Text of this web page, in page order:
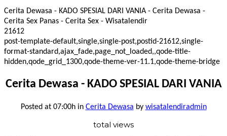
Cerita Dewasa - KADO SPESIAL DARI VANIA - Cerita Dewasa -
Cerita Sex Panas - Cerita Sex - Wisatalendir
21612
post-template-default,single,single-post,postid-21612,single-
format-standard,ajax_fade,page_not_loaded,,qode-title-
hidden,qode_grid_1300,qode-theme-ver-11.1,qode-theme-bridge
Cerita Dewasa - KADO SPESIAL DARI VANIA
Posted at 07:00hin Cerita Dewasa by wisatalendiradmin
total views